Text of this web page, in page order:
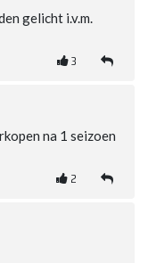
gelicht i.v.m.
3
na 1 seizoen
2